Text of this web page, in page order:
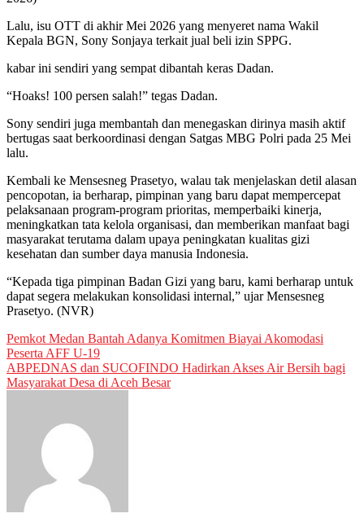
Lalu, isu OTT di akhir Mei 2026 yang menyeret nama Wakil
Kepala BGN, Sony Sonjaya terkait jual beli izin SPPG.
kabar ini sendiri yang sempat dibantah keras Dadan.
“Hoaks! 100 persen salah!” tegas Dadan.
Sony sendiri juga membantah dan menegaskan dirinya masih aktif
bertugas saat berkoordinasi dengan Satgas MBG Polri pada 25 Mei
lalu.
Kembali ke Mensesneg Prasetyo, walau tak menjelaskan detil alasan
pencopotan, ia berharap, pimpinan yang baru dapat mempercepat
pelaksanaan program-program prioritas, memperbaiki kinerja,
meningkatkan tata kelola organisasi, dan memberikan manfaat bagi
masyarakat terutama dalam upaya peningkatan kualitas gizi
kesehatan dan sumber daya manusia Indonesia.
“Kepada tiga pimpinan Badan Gizi yang baru, kami berharap untuk
dapat segera melakukan konsolidasi internal,” ujar Mensesneg
Prasetyo. (NVR)
Post
navigation
Pemkot Medan Bantah Adanya Komitmen Biayai Akomodasi
Peserta AFF U-19
ABPEDNAS dan SUCOFINDO Hadirkan Akses Air Bersih bagi
Masyarakat Desa di Aceh Besar